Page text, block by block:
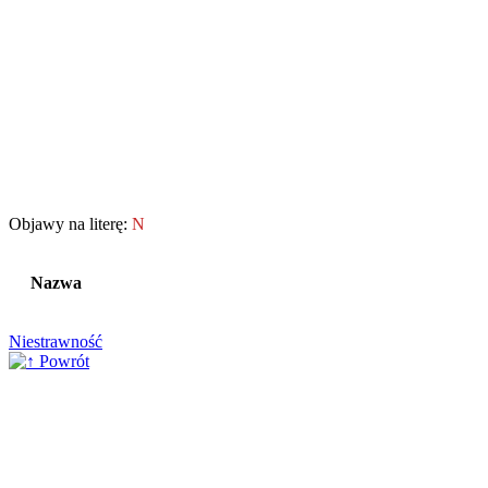
Objawy na literę: N
Nazwa
Niestrawność
Powrót